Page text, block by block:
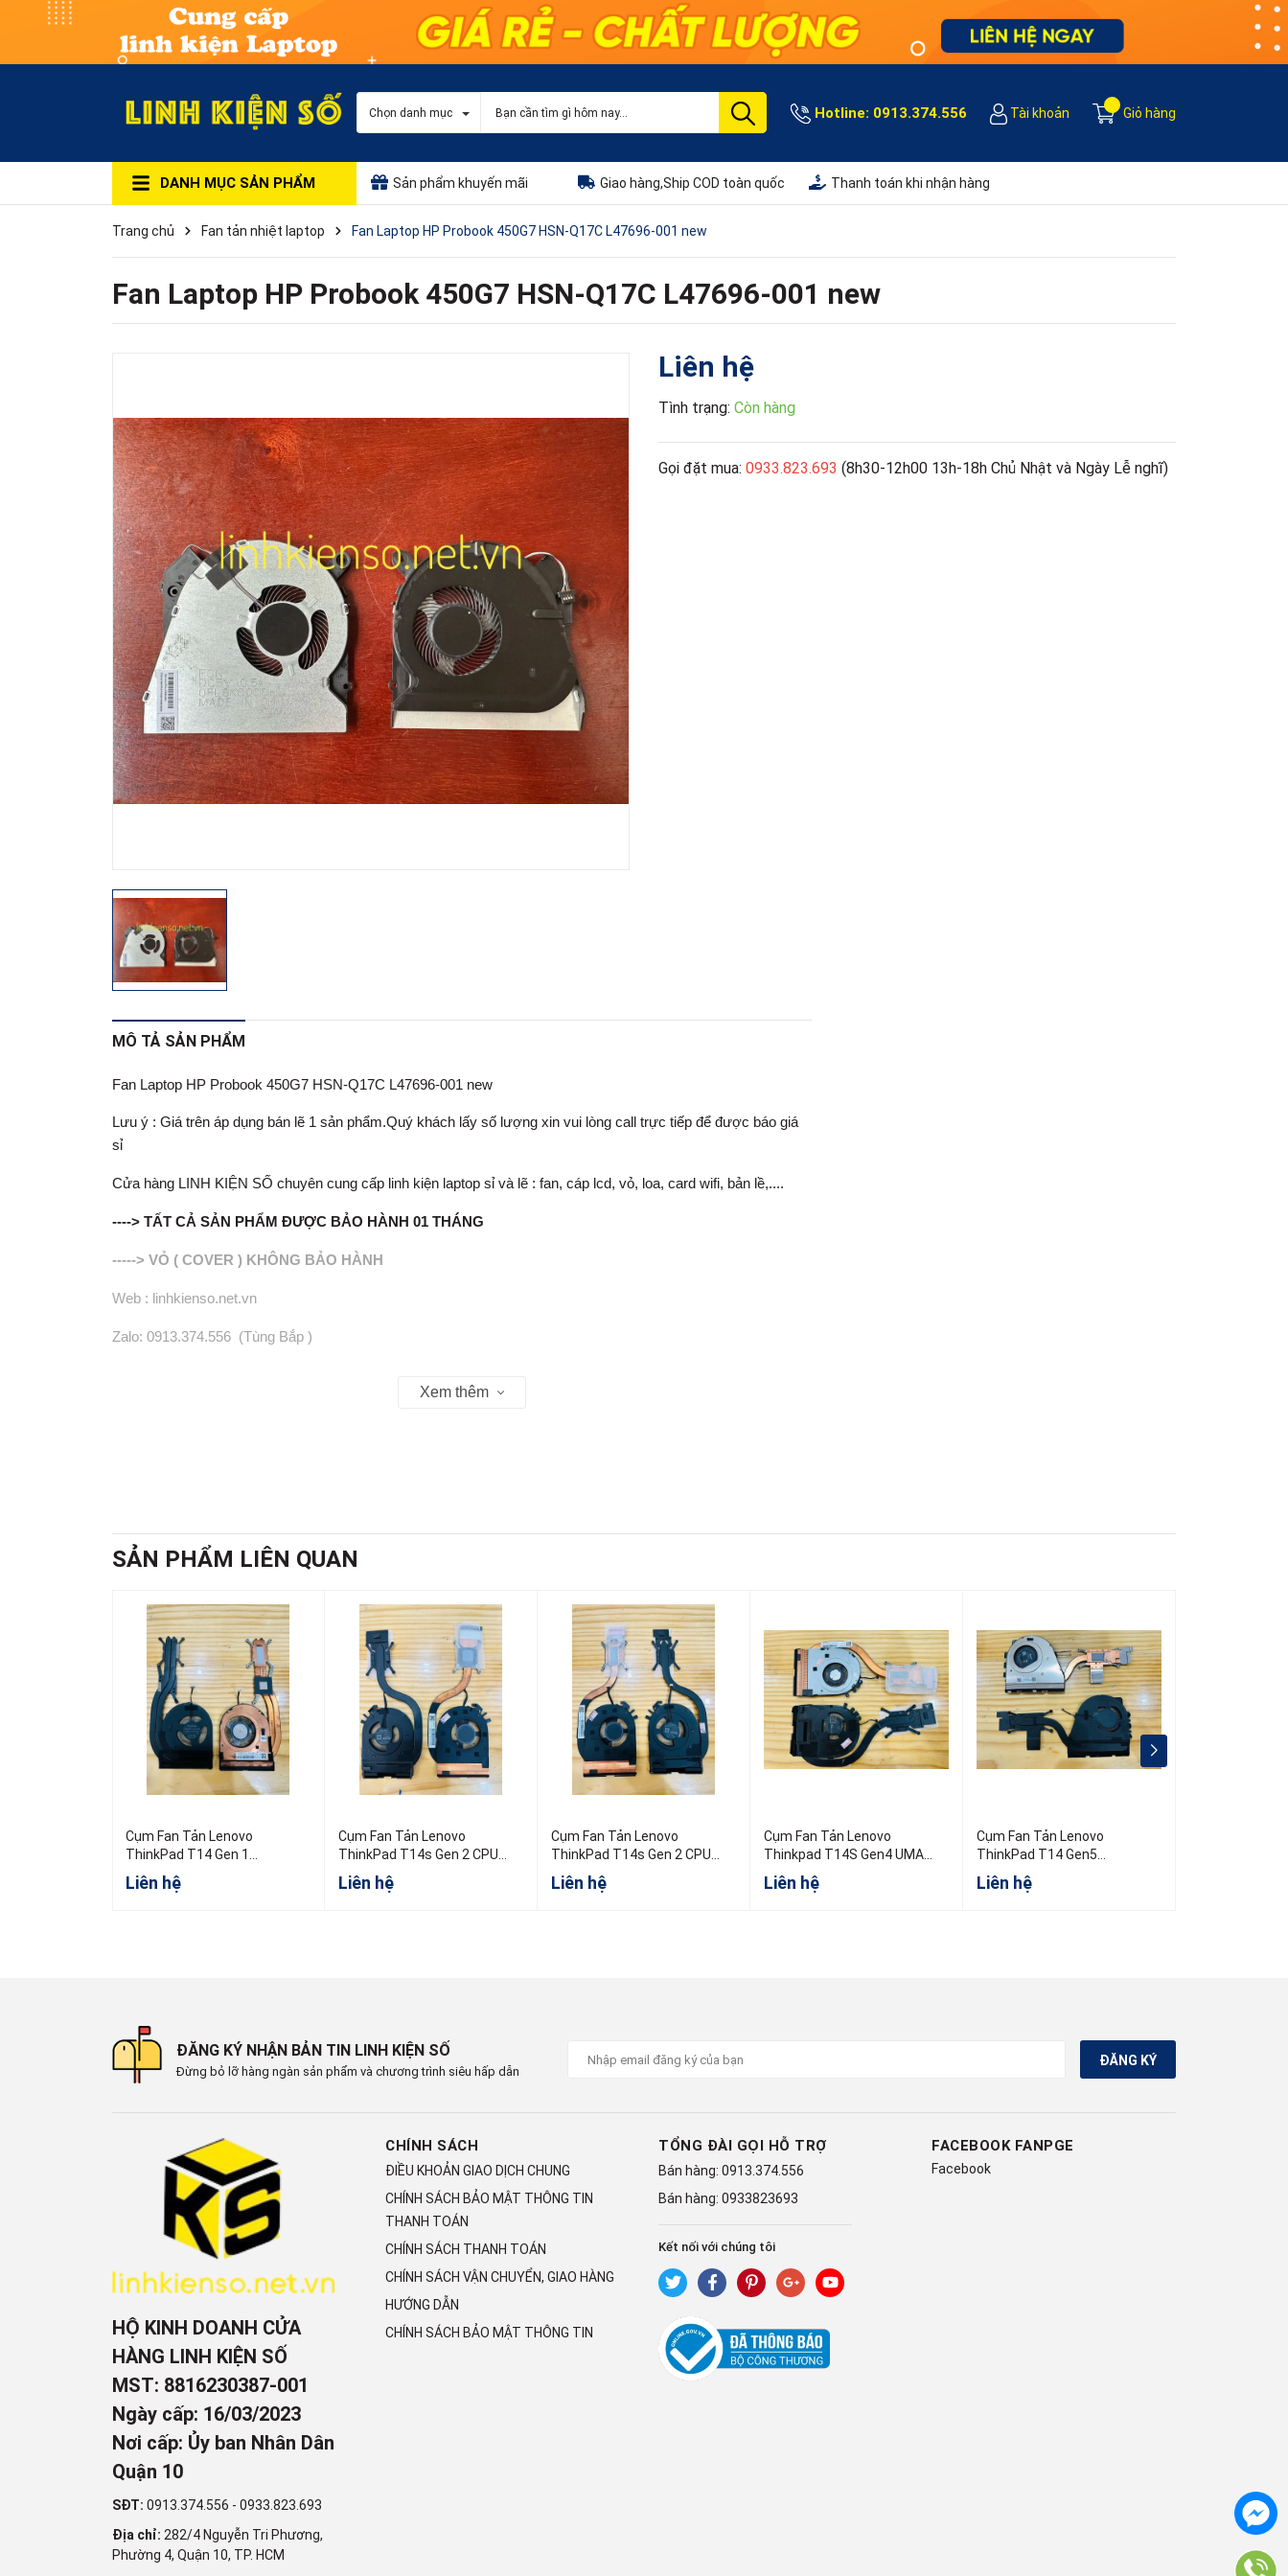
Chọn danh mục Hotline: 0913.374.556 Tài khoản Giỏ hàng
DANH MỤC SẢN PHẨM Sản phẩm khuyến mãi Giao hàng,Ship COD toàn quốc Thanh toán khi nhận hàng
Trang chủ Fan tản nhiệt laptop Fan Laptop HP Probook 450G7 HSN-Q17C L47696-001 new
Fan Laptop HP Probook 450G7 HSN-Q17C L47696-001 new
Liên hệ
Tình trạng: Còn hàng
Gọi đặt mua: 0933.823.693 (8h30-12h00 13h-18h Chủ Nhật và Ngày Lễ nghĩ)
MÔ TẢ SẢN PHẨM
Fan Laptop HP Probook 450G7 HSN-Q17C L47696-001 new
Lưu ý : Giá trên áp dụng bán lẽ 1 sản phẩm.Quý khách lấy số lượng xin vui lòng call trực tiếp để được báo giá
sỉ
Cửa hàng LINH KIỆN SỐ chuyên cung cấp linh kiện laptop sỉ và lẽ : fan, cáp lcd, vỏ, loa, card wifi, bản lề,....
----> TẤT CẢ SẢN PHẨM ĐƯỢC BẢO HÀNH 01 THÁNG
-----> VỎ ( COVER ) KHÔNG BẢO HÀNH
Web : linhkienso.net.vn
Zalo: 0913.374.556 (Tùng Bắp )
Xem thêm
SẢN PHẨM LIÊN QUAN
Cụm Fan Tản Lenovo
ThinkPad T14 Gen 1
5H40W36698 5H40W36699
5H40W36700
Liên hệ
Cụm Fan Tản Lenovo
ThinkPad T14s Gen 2 CPU
AMD
Liên hệ
Cụm Fan Tản Lenovo
ThinkPad T14s Gen 2 CPU
Intel
Liên hệ
Cụm Fan Tản Lenovo
Thinkpad T14S Gen4 UMA
5H41B77380
Liên hệ
Cụm Fan Tản Lenovo
ThinkPad T14 Gen5
5H41B77451
Liên hệ
ĐĂNG KÝ NHẬN BẢN TIN LINH KIỆN SỐ
Đừng bỏ lỡ hàng ngàn sản phẩm và chương trình siêu hấp dẫn
ĐĂNG KÝ
HỘ KINH DOANH CỬA
HÀNG LINH KIỆN SỐ
MST: 8816230387-001
Ngày cấp: 16/03/2023
Nơi cấp: Ủy ban Nhân Dân
Quận 10
SĐT: 0913.374.556 - 0933.823.693
Địa chỉ: 282/4 Nguyễn Tri Phương,
Phường 4, Quận 10, TP. HCM
CHÍNH SÁCH
ĐIỀU KHOẢN GIAO DỊCH CHUNG
CHÍNH SÁCH BẢO MẬT THÔNG TIN
THANH TOÁN
CHÍNH SÁCH THANH TOÁN
CHÍNH SÁCH VẬN CHUYỂN, GIAO HÀNG
HƯỚNG DẪN
CHÍNH SÁCH BẢO MẬT THÔNG TIN
TỔNG ĐÀI GỌI HỖ TRỢ
Bán hàng: 0913.374.556
Bán hàng: 0933823693
Kết nối với chúng tôi
FACEBOOK FANPGE
Facebook